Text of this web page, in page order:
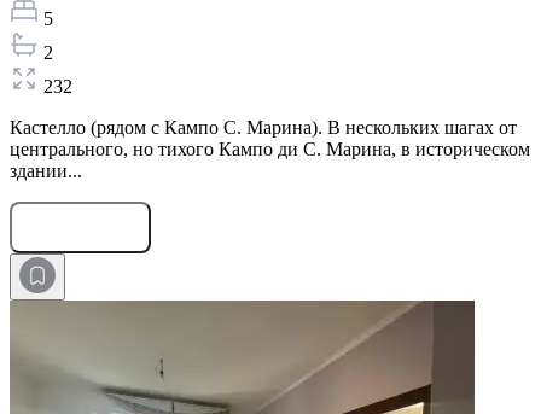
5
2
232
Кастелло (рядом с Кампо С. Марина). В нескольких шагах от
центрального, но тихого Кампо ди С. Марина, в историческом
здании...